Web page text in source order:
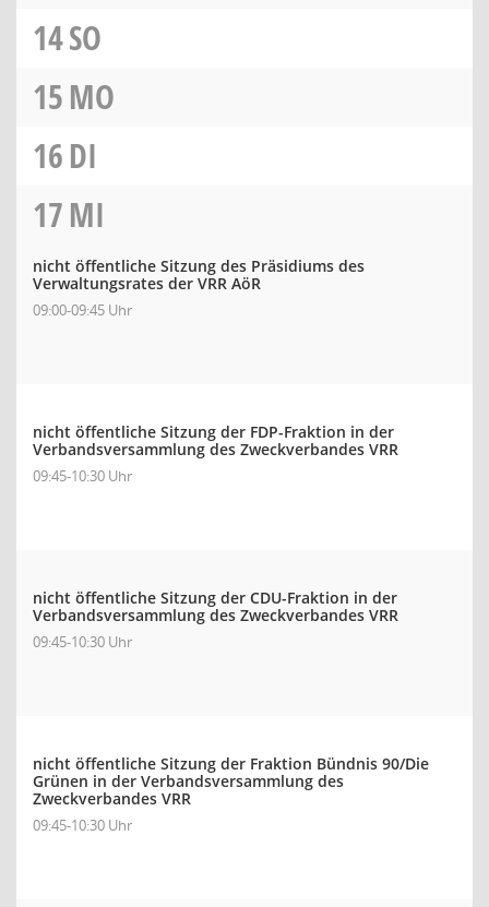
14SO
15MO
16DI
17MI
nicht öffentliche Sitzung des Präsidiums des
Verwaltungsrates der VRR AöR
09:00-09:45 Uhr
nicht öffentliche Sitzung der FDP-Fraktion in der
Verbandsversammlung des Zweckverbandes VRR
09:45-10:30 Uhr
nicht öffentliche Sitzung der CDU-Fraktion in der
Verbandsversammlung des Zweckverbandes VRR
09:45-10:30 Uhr
nicht öffentliche Sitzung der Fraktion Bündnis 90/Die
Grünen in der Verbandsversammlung des
Zweckverbandes VRR
09:45-10:30 Uhr